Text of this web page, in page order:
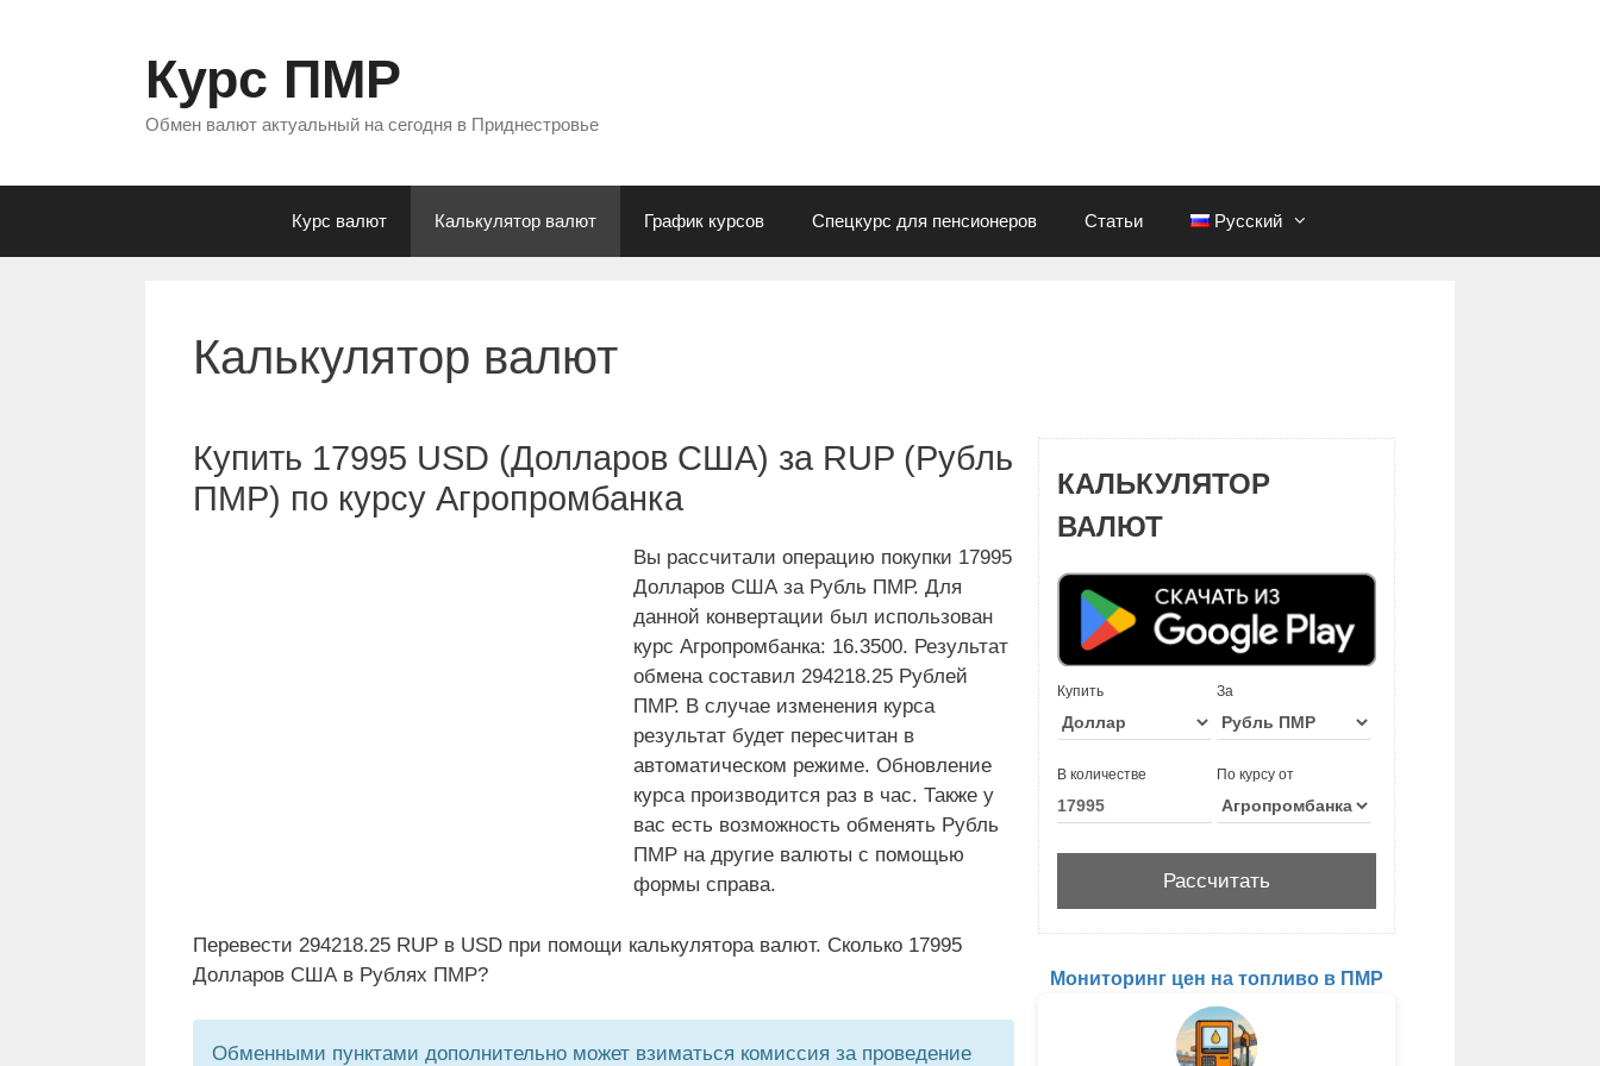
Курс ПМР
Обмен валют актуальный на сегодня в Приднестровье
Курс валют Калькулятор валют График курсов Спецкурс для пенсионеров Статьи Русский
Калькулятор валют
Купить 17995 USD (Долларов США) за RUP (Рубль
ПМР) по курсу Агропромбанка
Вы рассчитали операцию покупки 17995
Долларов США за Рубль ПМР. Для
данной конвертации был использован
курс Агропромбанка: 16.3500. Результат
обмена составил 294218.25 Рублей
ПМР. В случае изменения курса
результат будет пересчитан в
автоматическом режиме. Обновление
курса производится раз в час. Также у
вас есть возможность обменять Рубль
ПМР на другие валюты с помощью
формы справа.
Перевести 294218.25 RUP в USD при помощи калькулятора валют. Сколько 17995
Долларов США в Рублях ПМР?
Обменными пунктами дополнительно может взиматься комиссия за проведение
КАЛЬКУЛЯТОР
ВАЛЮТ
Купить За
В количестве По курсу от
Мониторинг цен на топливо в ПМР